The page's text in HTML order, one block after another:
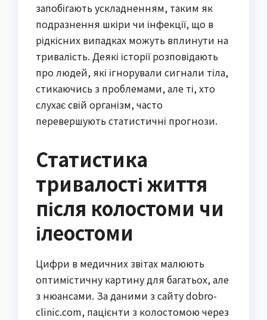
запобігають ускладненням, таким як
подразнення шкіри чи інфекції, що в
рідкісних випадках можуть вплинути на
тривалість. Деякі історії розповідають
про людей, які ігнорували сигнали тіла,
стикаючись з проблемами, але ті, хто
слухає свій організм, часто
перевершують статистичні прогнози.
Статистика
тривалості життя
після колостоми чи
ілеостоми
Цифри в медичних звітах малюють
оптимістичну картину для багатьох, але
з нюансами. За даними з сайту dobro-
clinic.com, пацієнти з колостомою через